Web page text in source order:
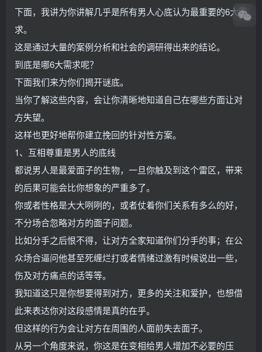
下面，我讲为你讲解几乎是所有男人心底认为最重要的6大需
求。
这是通过大量的案例分析和社会的调研得出来的结论。
到底是哪6大需求呢？
下面我们来为你们揭开谜底。
当你了解这些内容，会让你清晰地知道自己在哪些方面让对
方失望。
这样也更好地帮你建立挽回的针对性方案。
1、互相尊重是男人的底线
都说男人是最爱面子的生物，一旦你触及到这个雷区，带来
的后果可能会比你想象的严重多了。
你或者性格是大大咧咧的，或者仗着你们关系有多么的好，
不分场合忽略对方的面子问题。
比如分手之后恨不得，让对方全家知道你们分手的事；在公
众场合逼问他甚至死缠烂打或者情绪过激有时候说出一些，
伤及对方痛点的话等等。
我知道这只是你想要得到对方，更多的关注和爱护，也想借
此来表达你对这段感情是真的在乎。
但这样的行为会让对方在周围的人面前失去面子。
从另一个角度来说，你这是在变相给男人增加不必要的压